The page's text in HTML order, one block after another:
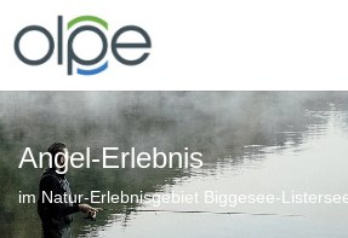
Angel-Erlebnis
im Natur-Erlebnisgebiet Biggesee-